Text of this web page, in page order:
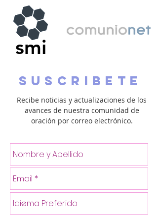
smi
suscribete
Recibe noticias y actualizaciones de los
avances de nuestra comunidad de
oración por correo electrónico.